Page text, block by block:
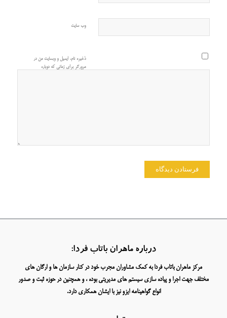
وب‌ سایت
ذخیره نام، ایمیل و وبسایت من در
مرورگر برای زمانی که دوباره
درباره ماهران باتاب فردا:
مرکز ماهران باتاب فردا به کمک مشاوران مجرب خود در کنار سازمان ها و ارگان های
مختلف جهت اجرا و پیاده سازی سیستم های مدیریتی بوده ، و همچنین در حوزه ثبت و صدور
انواع گواهینامه ایزو نیز با ایشان همکاری دارد.